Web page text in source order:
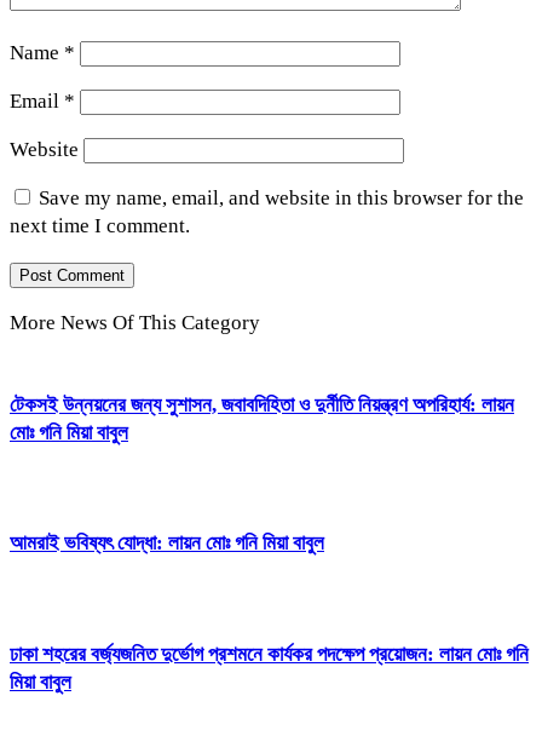
Name *
Email *
Website
Save my name, email, and website in this browser for the
next time I comment.
More News Of This Category
টেকসই উন্নয়নের জন্য সুশাসন, জবাবদিহিতা ও দুর্নীতি নিয়ন্ত্রণ অপরিহার্য: লায়ন
মোঃ গনি মিয়া বাবুল
আমরাই ভবিষ্যৎ যোদ্ধা: লায়ন মোঃ গনি মিয়া বাবুল
ঢাকা শহরের বর্জ্যজনিত দুর্ভোগ প্রশমনে কার্যকর পদক্ষেপ প্রয়োজন: লায়ন মোঃ গনি
মিয়া বাবুল